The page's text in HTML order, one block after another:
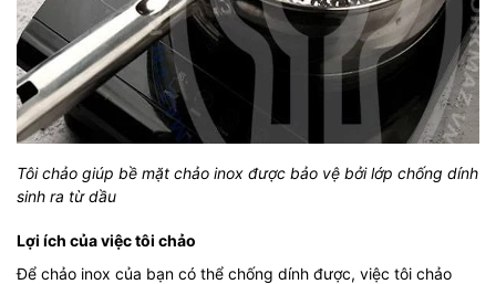
Tôi chảo giúp bề mặt chảo inox được bảo vệ bởi lớp chống dính
sinh ra từ dầu
Lợi ích của việc tôi chảo
Để chảo inox của bạn có thể chống dính được, việc tôi chảo